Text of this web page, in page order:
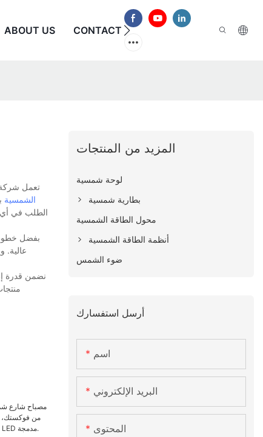
ABOUT US CONTACT US الأسئلة الشائعة
تعمل شركة
الشمسية
الطلب في أي
بفضل خطوط
عالية.
نضمن قدرة
المزيد من المنتجات
لوحة شمسية
بطارية شمسية
محول الطاقة الشمسية
أنظمة الطاقة الشمسية
ضوء الشمس
أرسل استفسارك
اسم
البريد الإلكتروني
المحتوى